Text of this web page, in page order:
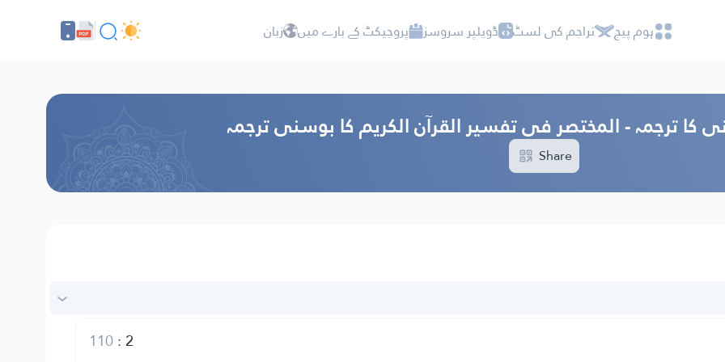
ہوم پیج تراجم کی لسٹ ڈویلپر سروسز پروجیکٹ کے بارے میں زبان
کا ترجمہ - المختصر فی تفسیر القرآن الکریم کا بوسنی ترجمہ
Share
2
:
110